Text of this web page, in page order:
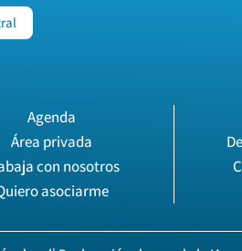
Agenda
Área privada
con nosotros
asociarme